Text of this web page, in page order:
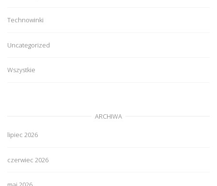
Technowinki
Uncategorized
Wszystkie
ARCHIWA
lipiec 2026
czerwiec 2026